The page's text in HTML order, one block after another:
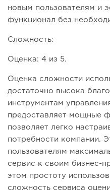
новым пользователям и
функционал без
Сложность:
Оценка: 4 из 5.
Оценка сложности
достаточно высока
инструментам
предоставляет мощные
позволяет легко
потребности компании.
пользователям
сервис к своим бизнес-
этом простоту
сложность сервиса